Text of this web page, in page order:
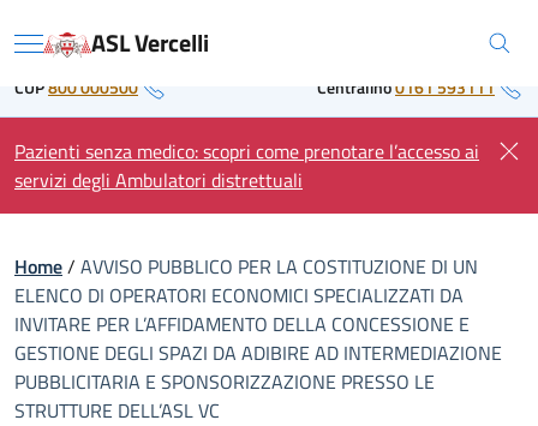
to Regione Piemonte
Menu ASL Vercelli
CUP800 000500 Centralino0161 593111
Pazienti senza medico: scopri come prenotare l’accesso ai
servizi degli Ambulatori distrettuali
Home/ AVVISO PUBBLICO PER LA COSTITUZIONE DI UN
ELENCO DI OPERATORI ECONOMICI SPECIALIZZATI DA
INVITARE PER L’AFFIDAMENTO DELLA CONCESSIONE E
GESTIONE DEGLI SPAZI DA ADIBIRE AD INTERMEDIAZIONE
PUBBLICITARIA E SPONSORIZZAZIONE PRESSO LE
STRUTTURE DELL’ASL VC